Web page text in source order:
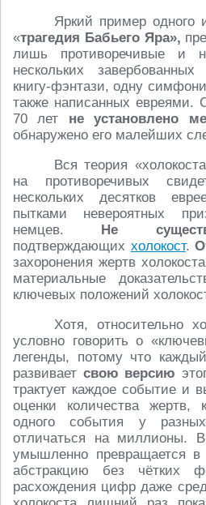
Яркий пример
«трагедия Бабьего Яра»,
лишь противоречивые и
нескольких
книгу-фэнтази, одну
также написанных евреями.
70 лет не установлено
обнаружено его малейших
Вся теория
на противоречивых
нескольких десятков
пытками невероятных
немцев. Не
подтверждающих холокост.
захоронения жертв
материальные
ключевых положений
Хотя, относительно
условно говорить о
легенды, потому что
развивает свою версию
трактует каждое событие и
оценки количества жертв,
одного события у
отличаться на миллионы. В
умышленно превращается
абстракцию без чётких
расхождения цифр даже